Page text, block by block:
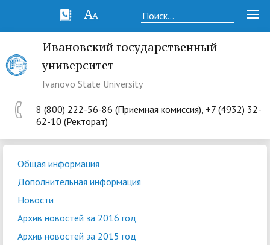
Ивановский государственный
университет
Ivanovo State University
8 (800) 222-56-86 (Приемная комиссия), +7 (4932) 32-
62-10 (Ректорат)
Общая информация
Дополнительная информация
Новости
Архив новостей за 2016 год
Архив новостей за 2015 год